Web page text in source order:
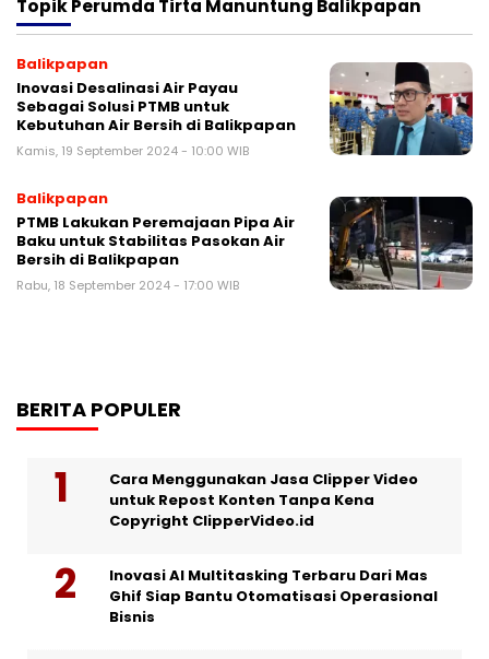
TopikPerumda Tirta Manuntung Balikpapan
Balikpapan
Inovasi Desalinasi Air Payau
Sebagai Solusi PTMB untuk
Kebutuhan Air Bersih di Balikpapan
Kamis, 19 September 2024 - 10:00 WIB
Balikpapan
PTMB Lakukan Peremajaan Pipa Air
Baku untuk Stabilitas Pasokan Air
Bersih di Balikpapan
Rabu, 18 September 2024 - 17:00 WIB
BERITA POPULER
Cara Menggunakan Jasa Clipper Video
untuk Repost Konten Tanpa Kena
Copyright ClipperVideo.id
Inovasi AI Multitasking Terbaru Dari Mas
Ghif Siap Bantu Otomatisasi Operasional
Bisnis